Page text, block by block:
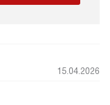
15.04.2026